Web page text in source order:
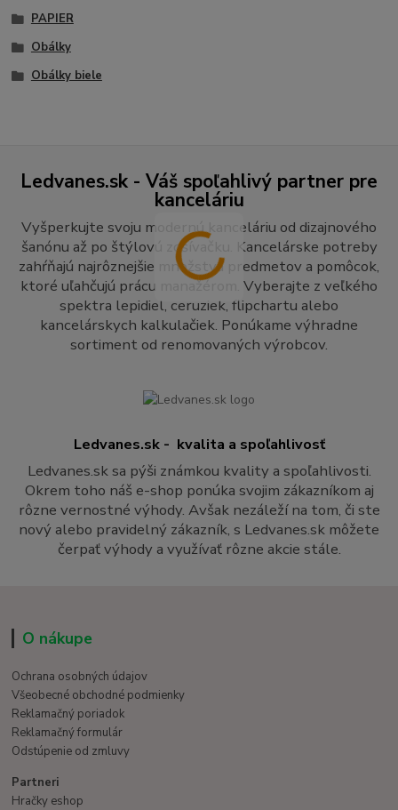
PAPIER
Obálky
Obálky biele
Ledvanes.sk - Váš spoľahlivý partner pre
kanceláriu
Vyšperkujte svoju modernú kanceláriu od dizajnového
šanónu až po štýlovú zošívačku. Kancelárske potreby
zahŕňajú najrôznejšie množstvá predmetov a pomôcok,
ktoré uľahčujú prácu manažérom. Vyberajte z veľkého
spektra lepidiel, ceruziek, flipchartu alebo
kancelárskych kalkulačiek. Ponúkame výhradne
sortiment od renomovaných výrobcov.
Ledvanes.sk - kvalita a spoľahlivosť
Ledvanes.sk sa pýši známkou kvality a spoľahlivosti.
Okrem toho náš e-shop ponúka svojim zákazníkom aj
rôzne vernostné výhody. Avšak nezáleží na tom, či ste
nový alebo pravidelný zákazník, s Ledvanes.sk môžete
čerpať výhody a využívať rôzne akcie stále.
O nákupe
Ochrana osobných údajov
Všeobecné obchodné podmienky
Reklamačný poriadok
Reklamačný formulár
Odstúpenie od zmluvy
Partneri
Hračky eshop